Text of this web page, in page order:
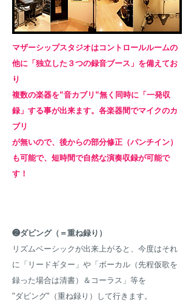
マザーシップスタジオはコントロールルームの
他に「独立した３つの録音ブース」を備えてお
り
複数の楽器を”音カブリ”無く 同時に「一発収
録」する事が出来ます。 各楽器間でマイクのカ
ブリ
が無いので、後からの部分修正（パンチイン）
も可能で、短時間で自然な演奏収録が可能で
す！
❷ダビング（＝重ね録り）
リズムベーシックが出来上がると、今度はそれ
に「リードギター」や「ボーカル（先程仮歌を
録った場合は清書）＆コーラス」等を
"ダビング"（重ね録り）して行きます。